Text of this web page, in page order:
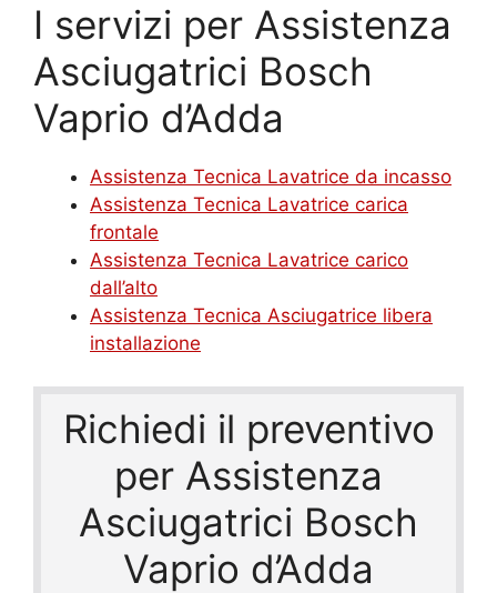
I servizi per Assistenza
Asciugatrici Bosch
Vaprio d’Adda
Assistenza Tecnica Lavatrice da incasso
Assistenza Tecnica Lavatrice carica
frontale
Assistenza Tecnica Lavatrice carico
dall’alto
Assistenza Tecnica Asciugatrice libera
installazione
Richiedi il preventivo
per Assistenza
Asciugatrici Bosch
Vaprio d’Adda